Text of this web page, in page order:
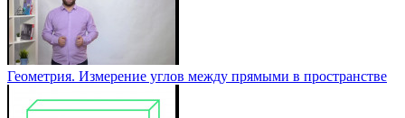
Геометрия. Измерение углов между прямыми в пространстве